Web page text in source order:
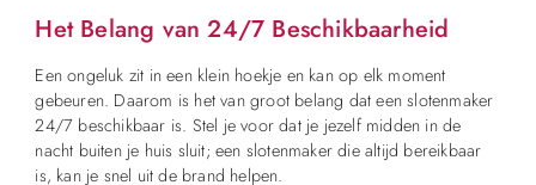
Het Belang van 24/7 Beschikbaarheid
Een ongeluk zit in een klein hoekje en kan op elk moment
gebeuren. Daarom is het van groot belang dat een slotenmaker
24/7 beschikbaar is. Stel je voor dat je jezelf midden in de
nacht buiten je huis sluit; een slotenmaker die altijd bereikbaar
is, kan je snel uit de brand helpen.